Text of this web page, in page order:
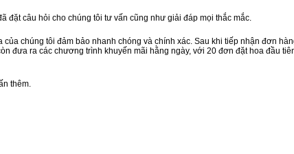
đặt câu hỏi cho chúng tôi tư vấn cũng như giải đáp mọi thắc mắc.
chúng tôi đảm bảo nhanh chóng và chính xác. Sau khi tiếp nhận đơn
đưa ra các chương trình khuyến mãi hằng ngày, với 20 đơn đặt hoa đầu
thêm.